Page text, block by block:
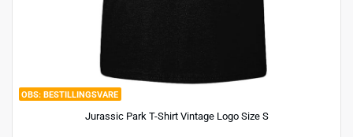
BESTILLINGSVARE
Jurassic Park T-Shirt Vintage Logo Size S